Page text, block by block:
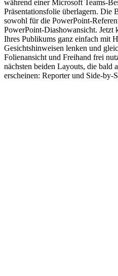
während einer Microsoft Teams-
Präsentationsfolie überlagern. Die
sowohl für die PowerPoint-
PowerPoint-Diashowansicht. Jetzt
Ihres Publikums ganz einfach mit
Gesichtshinweisen lenken und
Folienansicht und Freihand frei
nächsten beiden Layouts, die bald
erscheinen: Reporter und Side-by-